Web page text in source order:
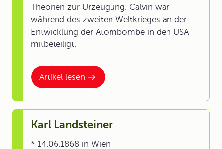
Artikel lesen
Theorien zur Urzeugung. Calvin war
während des zweiten Weltkrieges an der
Entwicklung der Atombombe in den USA
mitbeteiligt.
Karl Landsteiner
* 14.06.1868 in Wien